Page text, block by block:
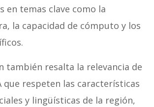
en temas clave como la
la capacidad de cómputo y los
también resalta la relevancia de
que respeten las características
y lingüísticas de la región,